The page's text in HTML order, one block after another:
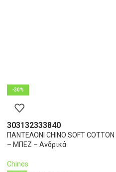
-30%
303132333840
ΠΑΝΤΕΛΟΝΙ CHINO SOFT COTTON
– ΜΠΕΖ – Ανδρικά
Chinos